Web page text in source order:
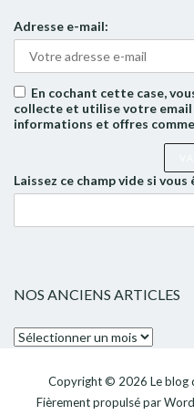
Adresse e-mail:
En cochant cette case,
collecte et utilise votre email
informations et offres
Laissez ce champ vide si vous
NOS ANCIENS ARTICLES
Nos
articlesCopyright © 2026 Le blog
Fièrement propulsé par